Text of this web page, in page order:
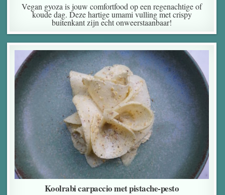
Vegan gyoza is jouw comfortfood op een regenachtige of
koude dag. Deze hartige umami vulling met crispy
buitenkant zijn echt onweerstaanbaar!
Koolrabi carpaccio met pistache-pesto